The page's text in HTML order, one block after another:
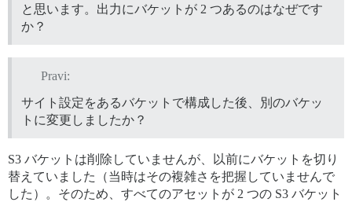
と思います。出力にバケットが 2 つあるのはなぜです
か？
Pravi:
サイト設定をあるバケットで構成した後、別のバケッ
トに変更しましたか？
S3 バケットは削除していませんが、以前にバケットを切り
替えていました（当時はその複雑さを把握していませんで
した）。そのため、すべてのアセットが 2 つの S3 バケット